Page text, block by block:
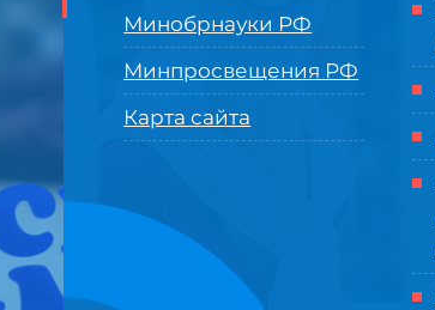
Минобрнауки РФ
Минпросвещения РФ
Карта сайта